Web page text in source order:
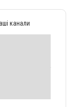
канали